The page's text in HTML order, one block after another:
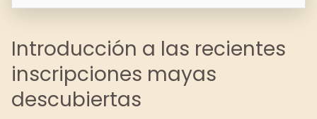
Introducción a las recientes
inscripciones mayas
descubiertas